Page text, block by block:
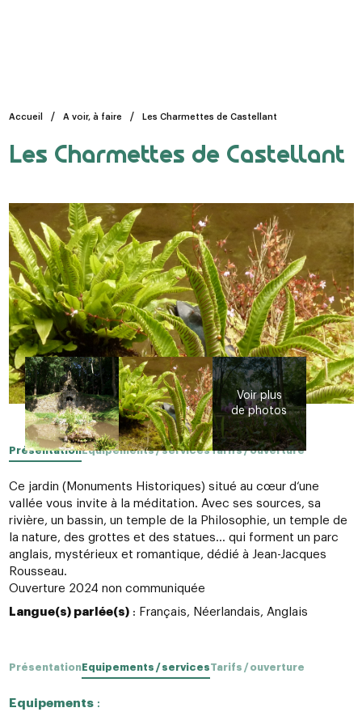
Accueil A voir, à faire Les Charmettes de Castellant
Les Charmettes de Castellant
PrésentationEquipements / servicesTarifs / ouverture
Ce jardin (Monuments Historiques) situé au cœur d‘une
vallée vous invite à la méditation. Avec ses sources, sa
rivière, un bassin, un temple de la Philosophie, un temple de
la nature, des grottes et des statues... qui forment un parc
anglais, mystérieux et romantique, dédié à Jean-Jacques
Rousseau.
Ouverture 2024 non communiquée
Langue(s) parlée(s): Français, Néerlandais, Anglais
PrésentationEquipements / servicesTarifs / ouverture
Equipements: